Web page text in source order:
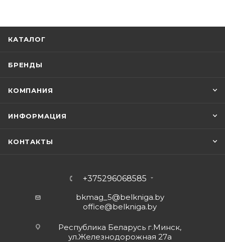
КАТАЛОГ
БРЕНДЫ
КОМПАНИЯ
ИНФОРМАЦИЯ
КОНТАКТЫ
+375296068585
bkmag_5@belkniga.by
office@belkniga.by
Республика Беларусь г.Минск,
ул.Железнодорожная 27а